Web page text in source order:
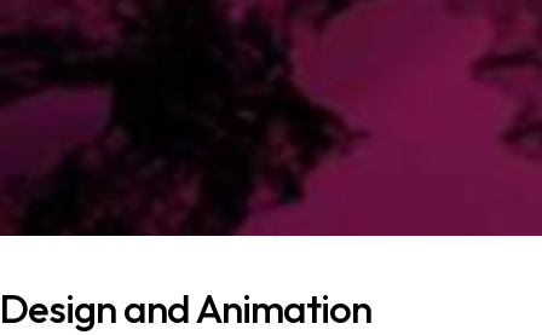
Design and Animation